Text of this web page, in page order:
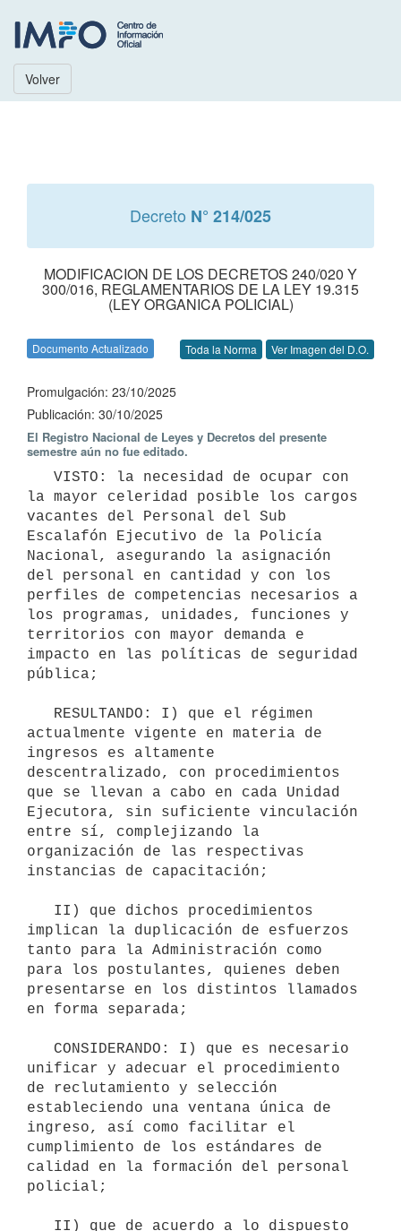
Volver
Decreto N° 214/025
MODIFICACION DE LOS DECRETOS 240/020 Y
300/016, REGLAMENTARIOS DE LA LEY 19.315
(LEY ORGANICA POLICIAL)
Documento Actualizado Toda la Norma Ver Imagen del D.O.
Promulgación: 23/10/2025
Publicación: 30/10/2025
El Registro Nacional de Leyes y Decretos del presente
semestre aún no fue editado.
la mayor celeridad posible los cargos
vacantes del Personal del Sub
Escalafón Ejecutivo de la Policía
Nacional, asegurando la asignación
del personal en cantidad y con los
perfiles de competencias necesarios a
los programas, unidades, funciones y
territorios con mayor demanda e
impacto en las políticas de seguridad
pública;
actualmente vigente en materia de
ingresos es altamente
descentralizado, con procedimientos
que se llevan a cabo en cada Unidad
Ejecutora, sin suficiente vinculación
entre sí, complejizando la
organización de las respectivas
instancias de capacitación;
implican la duplicación de esfuerzos
tanto para la Administración como
para los postulantes, quienes deben
presentarse en los distintos llamados
en forma separada;
unificar y adecuar el procedimiento
de reclutamiento y selección
estableciendo una ventana única de
ingreso, así como facilitar el
cumplimiento de los estándares de
calidad en la formación del personal
policial;